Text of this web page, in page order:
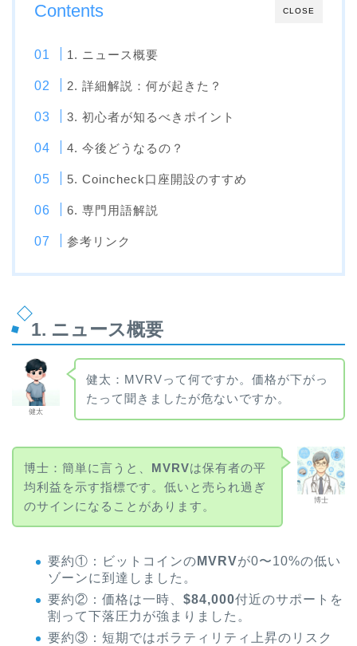
CLOSE
Contents
1. ニュース概要
2. 詳細解説：何が起きた？
3. 初心者が知るべきポイント
4. 今後どうなるの？
5. Coincheck口座開設のすすめ
6. 専門用語解説
参考リンク
1. ニュース概要
健太
健太：MVRVって何ですか。価格が下がっ
たって聞きましたが危ないですか。
博士
博士：簡単に言うと、 MVRVは保有者の平
均利益を示す指標です。低いと売られ過ぎ
のサインになることがあります。
要約①：ビットコインの MVRVが0〜10%の低い
ゾーンに到達しました。
要約②：価格は一時、 $84,000付近のサポートを
割って下落圧力が強まりました。
要約③：短期ではボラティリティ上昇のリスク